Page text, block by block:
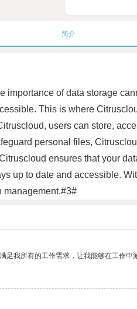
简介
importance of data storage
This is where
users can store,
personal files,
ensures that your
up to date and accessible.
management.#3#
足我所有的工作需求，让我能够在工作中